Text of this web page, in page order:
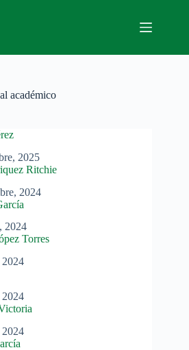
académico
2025
Ritchie
2024
2024
Torres